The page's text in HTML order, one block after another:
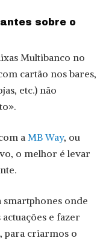
sobre o
Multibanco no
cartão nos bares,
etc.) não
a MB Way, ou
o melhor é levar
smartphones onde
e fazer
para criarmos o